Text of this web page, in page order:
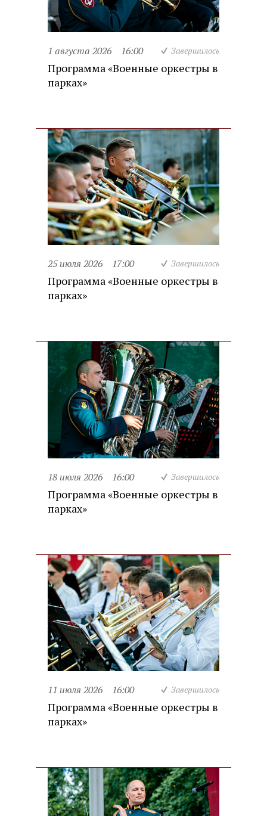
1 августа 2026 16:00 Завершилось
Программа «Военные оркестры в
парках»
25 июля 2026 17:00 Завершилось
Программа «Военные оркестры в
парках»
18 июля 2026 16:00 Завершилось
Программа «Военные оркестры в
парках»
11 июля 2026 16:00 Завершилось
Программа «Военные оркестры в
парках»